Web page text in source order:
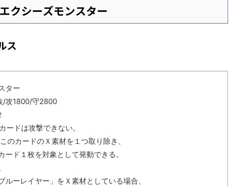
クシーズモンスター
ス
ター
/攻1800/守2800
ードは攻撃できない。
のカードのＸ素材を１つ取り除き、
ード１枚を対象として発動できる。
ルーレイヤー」をＸ素材としている場合、